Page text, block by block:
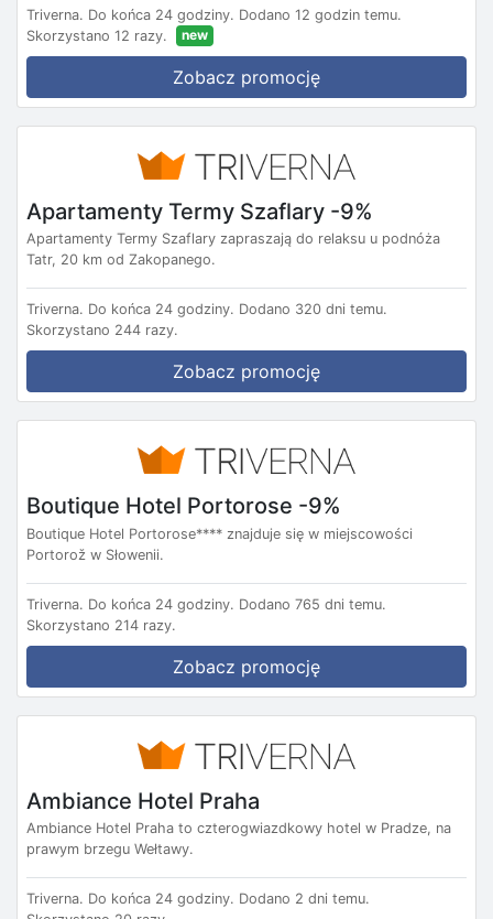
Triverna. Do końca 24 godziny. Dodano 12 godzin temu.
Skorzystano 12 razy.
new
Zobacz promocję
Apartamenty Termy Szaflary -9%
Apartamenty Termy Szaflary zapraszają do relaksu u podnóża
Tatr, 20 km od Zakopanego.
Triverna. Do końca 24 godziny. Dodano 320 dni temu.
Skorzystano 244 razy.
Zobacz promocję
Boutique Hotel Portorose -9%
Boutique Hotel Portorose**** znajduje się w miejscowości
Portorož w Słowenii.
Triverna. Do końca 24 godziny. Dodano 765 dni temu.
Skorzystano 214 razy.
Zobacz promocję
Ambiance Hotel Praha
Ambiance Hotel Praha to czterogwiazdkowy hotel w Pradze, na
prawym brzegu Wełtawy.
Triverna. Do końca 24 godziny. Dodano 2 dni temu.